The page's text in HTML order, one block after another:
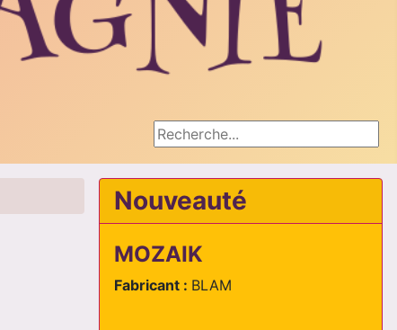
Rechercher
Nouveauté
MOZAIK
Fabricant : BLAM